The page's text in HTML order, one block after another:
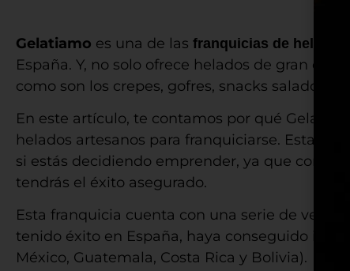
Gelatiamo es una de las franquicias de helados
España. Y, no solo ofrece helados de gran
como son los crepes, gofres, snacks salados,
En este artículo, te contamos por qué
helados artesanos para franquiciarse. Esta
si estás decidiendo emprender, ya que
tendrás el éxito asegurado.
Esta franquicia cuenta con una serie de
tenido éxito en España, haya conseguido
México, Guatemala, Costa Rica y Bolivia).